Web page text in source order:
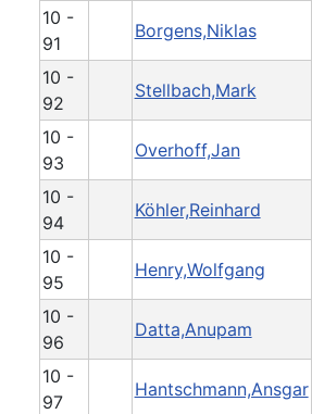
10 -
91
Borgens,Niklas
10 -
92
Stellbach,Mark
10 -
93
Overhoff,Jan
10 -
94
Köhler,Reinhard
10 -
95
Henry,Wolfgang
10 -
96
Datta,Anupam
10 -
97
Hantschmann,Ansgar